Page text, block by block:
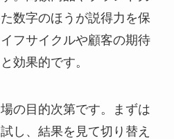
数字のほうが説得力を保
フサイクルや顧客の期待
効果的です。
の目的次第です。まずは
し、結果を見て切り替え